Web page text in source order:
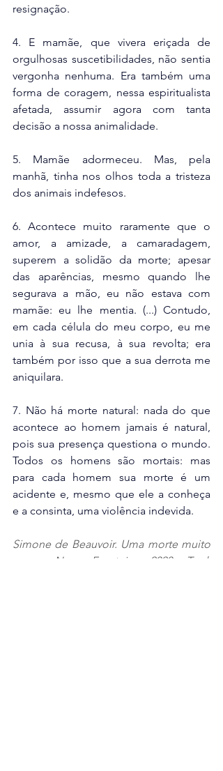
resignação.
4. E mamãe, que vivera eriçada de
orgulhosas suscetibilidades, não sentia
vergonha nenhuma. Era também uma
forma de coragem, nessa espiritualista
afetada, assumir agora com tanta
decisão a nossa animalidade.
5. Mamãe adormeceu. Mas, pela
manhã, tinha nos olhos toda a tristeza
dos animais indefesos.
6. Acontece muito raramente que o
amor, a amizade, a camaradagem,
superem a solidão da morte; apesar
das aparências, mesmo quando lhe
segurava a mão, eu não estava com
mamãe: eu lhe mentia. (...) Contudo,
em cada célula do meu corpo, eu me
unia à sua recusa, à sua revolta; era
também por isso que a sua derrota me
aniquilara.
7. Não há morte natural: nada do que
acontece ao homem jamais é natural,
pois sua presença questiona o mundo.
Todos os homens são mortais: mas
para cada homem sua morte é um
acidente e, mesmo que ele a conheça
e a consinta, uma violência indevida.
Simone de Beauvoir. Uma morte muito
suave. Nova Fronteira, 2020. Trad.